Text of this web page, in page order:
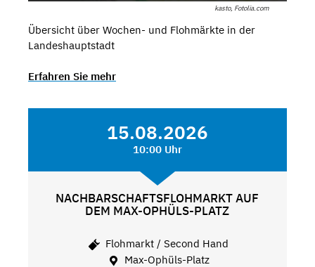
kasto, Fotolia.com
Übersicht über Wochen- und Flohmärkte in der
Landeshauptstadt
Erfahren Sie mehr
15.08.2026
10:00 Uhr
NACHBARSCHAFTSFLOHMARKT AUF
DEM MAX-OPHÜLS-PLATZ
Flohmarkt / Second Hand
Max-Ophüls-Platz